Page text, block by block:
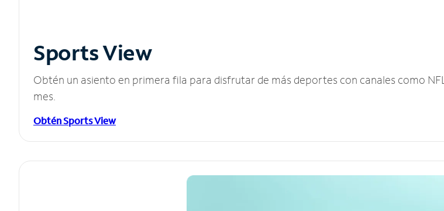
Sports View
Obtén un asiento en primera fila para disfrutar de más deportes con canales como
mes.
Obtén Sports View